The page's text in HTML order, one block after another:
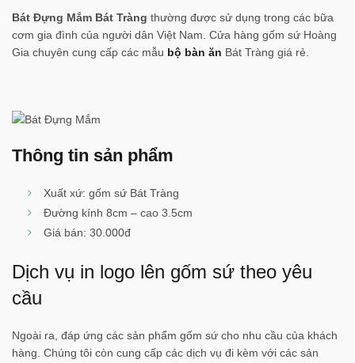
Bát Đựng Mắm Bát Tràng thường được sử dụng trong các bữa
cơm gia đình của người dân Việt Nam. Cửa hàng gốm sứ Hoàng
Gia chuyên cung cấp các mẫu bộ bàn ăn Bát Tràng giá rẻ.
Thông tin sản phẩm
Xuất xứ: gốm sứ Bát Tràng
Đường kính 8cm – cao 3.5cm
Giá bán: 30.000đ
Dịch vụ in logo lên gốm sứ theo yêu
cầu
Ngoài ra, đáp ứng các sản phẩm gốm sứ cho nhu cầu của khách
hàng. Chúng tôi còn cung cấp các dịch vụ đi kèm với các sản